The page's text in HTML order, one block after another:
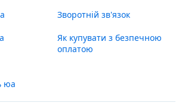
юа
Зворотній зв'язок
Як купувати з безпечною
оплатою